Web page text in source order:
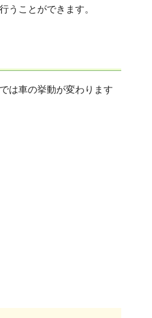
うことができます。
は車の挙動が変わります